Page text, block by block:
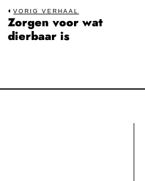
Bericht
navigatie
VORIG VERHAAL
Previous
post:
Zorgen voor wat
dierbaar is